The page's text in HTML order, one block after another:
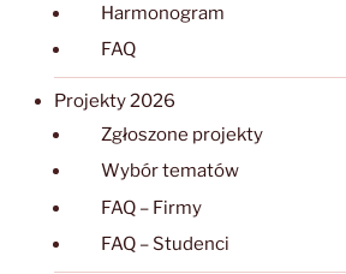
Harmonogram
FAQ
Projekty 2026
Zgłoszone projekty
Wybór tematów
FAQ – Firmy
FAQ – Studenci